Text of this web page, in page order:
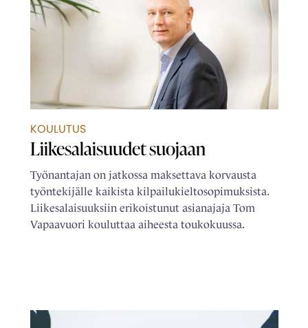
KOULUTUS
Liike­salaisuudet suojaan
Työnantajan on jatkossa ­mak­set­tava korvausta
työntekijälle kaikista kilpailukieltosopimuksista.
Liikesalaisuuksiin erikoistunut asianajaja Tom
Vapaavuori kouluttaa aiheesta toukokuussa.